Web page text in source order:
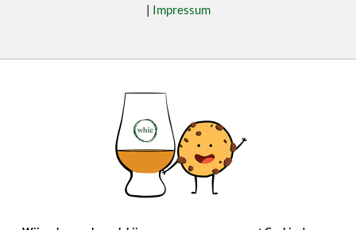
| Impressum